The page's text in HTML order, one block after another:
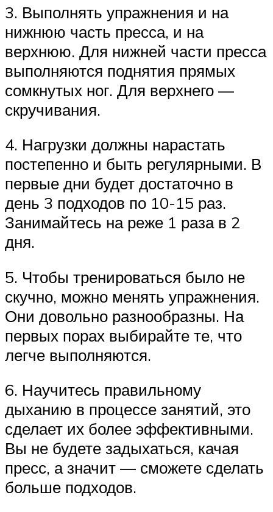
3. Выполнять упражнения и на
нижнюю часть пресса, и на
верхнюю. Для нижней части пресса
выполняются поднятия прямых
сомкнутых ног. Для верхнего —
скручивания.
4. Нагрузки должны нарастать
постепенно и быть регулярными. В
первые дни будет достаточно в
день 3 подходов по 10-15 раз.
Занимайтесь на реже 1 раза в 2
дня.
5. Чтобы тренироваться было не
скучно, можно менять упражнения.
Они довольно разнообразны. На
первых порах выбирайте те, что
легче выполняются.
6. Научитесь правильному
дыханию в процессе занятий, это
сделает их более эффективными.
Вы не будете задыхаться, качая
пресс, а значит — сможете сделать
больше подходов.